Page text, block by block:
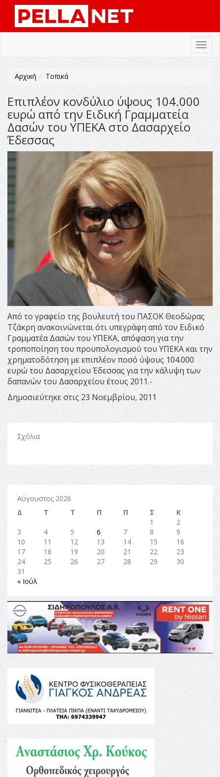
Αρχική Τοπικά
Επιπλέον κονδύλιο ύψους 104.000
ευρώ από την Ειδική Γραμματεία
Δασών του ΥΠΕΚΑ στο Δασαρχείο
Έδεσσας
Από το γραφείο της βουλευτή του ΠΑΣΟΚ Θεοδώρας
Τζάκρη ανακοινώνεται ότι υπεγράφη από τον Ειδικό
Γραμματέα Δασών του ΥΠΕΚΑ, απόφαση για την
τροποποίηση του προϋπολογισμού του ΥΠΕΚΑ και την
χρηματοδότηση με επιπλέον ποσό ύψους 104.000
ευρώ του Δασαρχείου Έδεσσας για την κάλυψη των
δαπανών του Δασαρχείου έτους 2011.-
Δημοσιεύτηκε στις 23 Νοεμβρίου, 2011
Σχόλια
Αύγουστος 2026
Δ
Τ Τ Π Π Σ
Κ
1
2
3
4 5 6 7 8
9
10
11 12 13 14 15
16
17
18 19 20 21 22
23
24
25 26 27 28 29
30
31
« Ιούλ